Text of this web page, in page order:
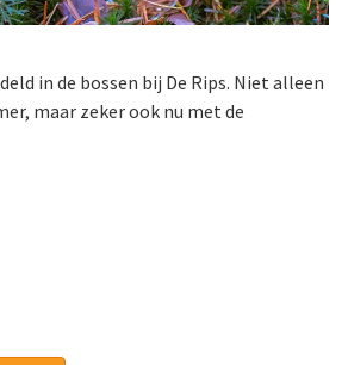
in de bossen bij De Rips. Niet alleen
maar zeker ook nu met de